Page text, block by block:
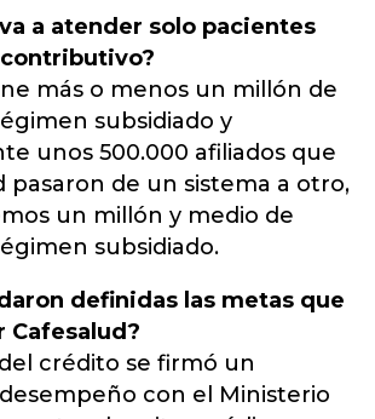
a atender solo pacientes
más o menos un millón de
subsidiado y
unos 500.000 afiliados que
pasaron de un sistema a otro,
un millón y medio de
subsidiado.
definidas las metas que
Cafesalud?
crédito se firmó un
con el Ministerio